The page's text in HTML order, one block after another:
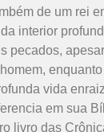
de um rei
interior
pecados,
vida
em sua
livro das